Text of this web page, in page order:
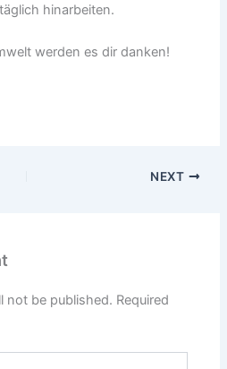
hinarbeiten.
werden es dir danken!
NEXT
not be published. Required